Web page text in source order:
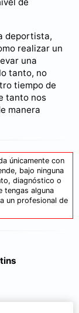
de
deportista,
realizar un
una
tanto, no
tiempo de
tanto nos
manera
únicamente con
bajo ninguna
diagnóstico o
tengas alguna
un profesional de